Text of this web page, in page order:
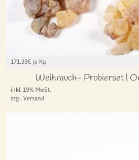
171,33€ je Kg
Weihrauch- Probierset |
inkl. 19% MwSt.
zzgl. Versand